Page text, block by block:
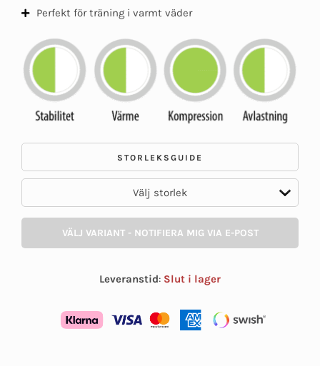
Perfekt för träning i varmt väder
STORLEKSGUIDE
VÄLJ VARIANT - NOTIFIERA MIG VIA E-POST
Leveranstid: Slut i lager